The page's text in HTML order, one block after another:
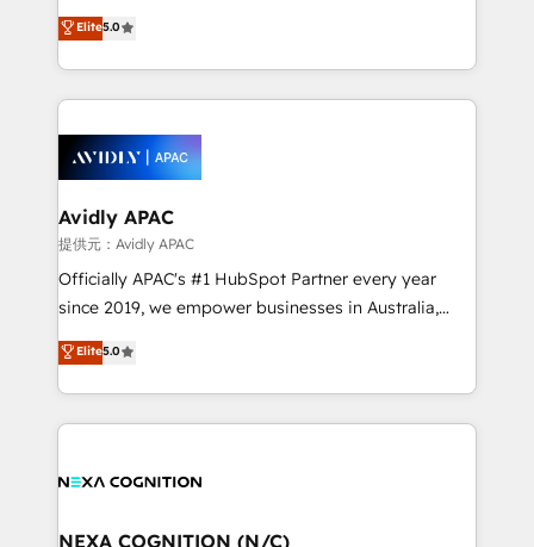
integrate HubSpot with complex solutions like SAP,
MicroSoft, custom solutions,... Our company also has
Retail execution, CPQ, customer portals and
HubSpot CMS developments. And we're champions
upgrading and streamlining every single revenue-
generating aspect of your business. We’re proud
HubSpot Elite Solutions Partners and devout CRM
nerds who can harness HubSpot’s custom digital
experience. Working hand-in-hand with your team,
we’ll assemble a RevOps machine that drives more
traffic, generates better leads and crushes your
revenue goals. We've worked with thousands of
HubSpot customers and we'd love to work with you
too! Clients come to us for: Advanced CRM solutions
HubSpot Data System Migrations between systems
to HubSpot New lead generation strategies Time-
Elite5.0
Avidly APAC
提供元：Avidly APAC
Officially APAC's #1 HubSpot Partner every year
since 2019, we empower businesses in Australia,
New Zealand, and globally to realise their full
potential through enterprise HubSpot CRM
implementation. And we deliver best practice across
the whole HubSpot platform, covering marketing,
all businesses, from start-up to Enterprise, and have
the world. Our human approach to digital
Elite5.0
NEXA COGNITION (N/C)